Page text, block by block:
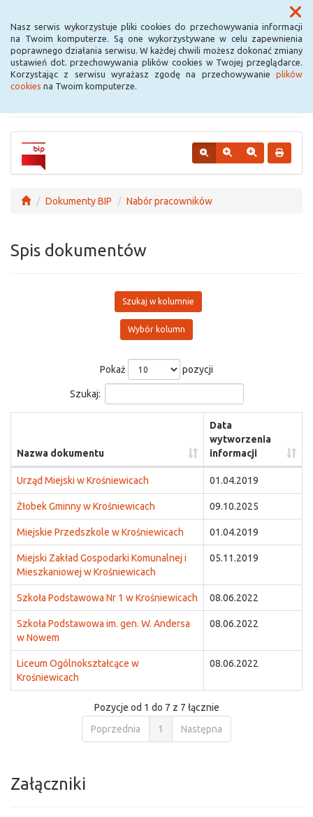
Nasz serwis wykorzystuje pliki cookies do przechowywania informacji
na Twoim komputerze. Są one wykorzystywane w celu zapewnienia
poprawnego działania serwisu. W każdej chwili możesz dokonać zmiany
ustawień dot. przechowywania plików cookies w Twojej przeglądarce.
Korzystając z serwisu wyrażasz zgodę na przechowywanie plików
cookies na Twoim komputerze.
Menu
Urząd Miejski w
Krośniewicach
Dokumenty BIP Nabór pracowników
Spis dokumentów
Szukaj w kolumnie
Wybór kolumn
Pokaż pozycji
Szukaj:
Nazwa dokumentu
Data
wytworzenia
informacji
Urząd Miejski w Krośniewicach 01.04.2019
Żłobek Gminny w Krośniewicach 09.10.2025
Miejskie Przedszkole w Krośniewicach 01.04.2019
Miejski Zakład Gospodarki Komunalnej i
Mieszkaniowej w Krośniewicach
05.11.2019
Szkoła Podstawowa Nr 1 w Krośniewicach 08.06.2022
Szkoła Podstawowa im. gen. W. Andersa
w Nowem
08.06.2022
Liceum Ogólnokształcące w
Krośniewicach
08.06.2022
Pozycje od 1 do 7 z 7 łącznie
Poprzednia
1 Następna
Załączniki